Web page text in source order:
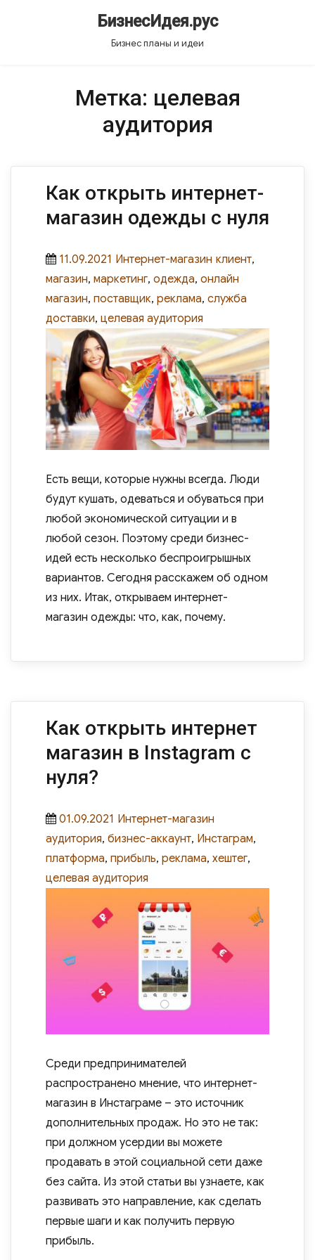
БизнесИдея.рус
Бизнес планы и идеи
Метка: целевая
аудитория
Как открыть интернет-
магазин одежды с нуля
Posted
on
11.09.2021 Categories
Интернет-магазин Tags
клиент,
магазин, маркетинг, одежда, онлайн
магазин, поставщик, реклама, служба
доставки, целевая аудитория
Есть вещи, которые нужны всегда. Люди
будут кушать, одеваться и обуваться при
любой экономической ситуации и в
любой сезон. Поэтому среди бизнес-
идей есть несколько беспроигрышных
вариантов. Сегодня расскажем об одном
из них. Итак, открываем интернет-
магазин одежды: что, как, почему.
Как открыть интернет
магазин в Instagram с
нуля?
Posted
on
01.09.2021 Categories
Интернет-магазин
аудитория, бизнес-аккаунт, Инстаграм,
платформа, прибыль, реклама, хештег,
целевая аудитория
Среди предпринимателей
распространено мнение, что интернет-
магазин в Инстаграме – это источник
дополнительных продаж. Но это не так:
при должном усердии вы можете
продавать в этой социальной сети даже
без сайта. Из этой статьи вы узнаете, как
развивать это направление, как сделать
первые шаги и как получить первую
прибыль.